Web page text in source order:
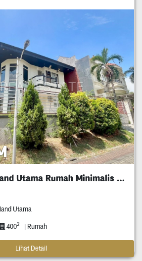
Termurah Citraland Utama Rumah Minimalis 5M An
Utama
4002 | Rumah
Lihat Detail